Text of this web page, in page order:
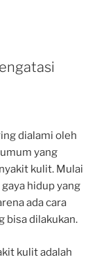
dialami oleh
yang
kulit. Mulai
hidup yang
ada cara
bisa dilakukan.
kulit adalah